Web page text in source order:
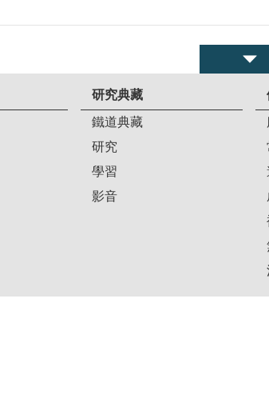
研究典藏
鐵道典藏
研究
學習
影音